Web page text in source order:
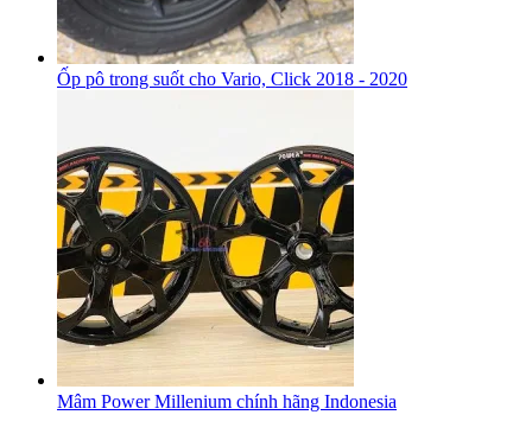
Ốp pô trong suốt cho Vario, Click 2018 - 2020
Mâm Power Millenium chính hãng Indonesia